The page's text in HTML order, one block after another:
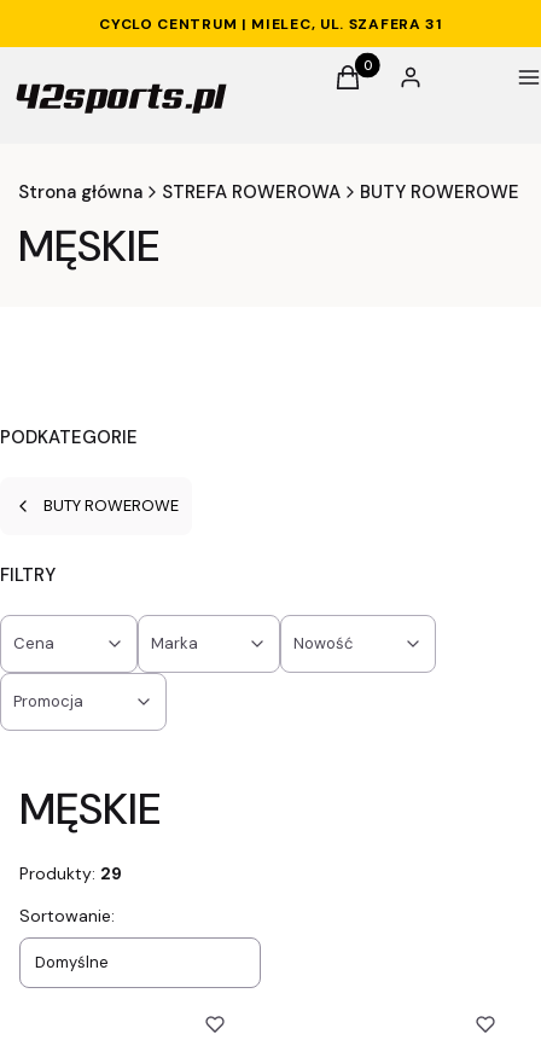
CYCLO CENTRUM | MIELEC, UL. SZAFERA 31
Produkty w koszyku: 0.
Koszyk Zaloguj się
Strona główna STREFA ROWEROWA BUTY ROWEROWE
MĘSKIE
PODKATEGORIE
BUTY ROWEROWE
FILTRY
Cena Marka Nowość
Promocja
MĘSKIE
Produkty: 29
Lista produktów
Sortowanie:
Domyślne